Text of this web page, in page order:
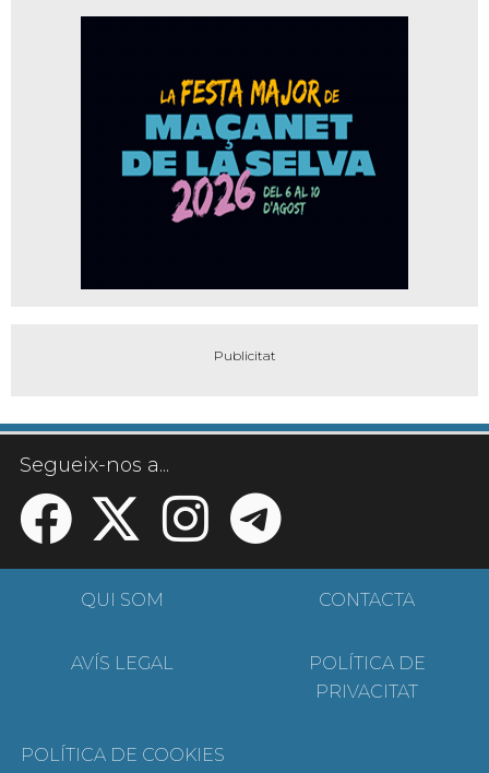
Segueix-nos a...
QUI SOM CONTACTA
AVÍS LEGAL
POLÍTICA DE
PRIVACITAT
POLÍTICA DE COOKIES